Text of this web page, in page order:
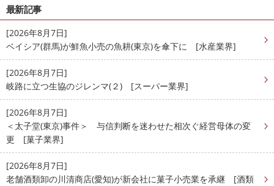
最新記事
[2026年8月7日]
ベイシア(群馬)が鮮魚小売の魚耕(東京)を傘下に [水産業界]
[2026年8月7日]
岐路に立つ生協のジレンマ(２) [スーパー業界]
[2026年8月7日]
＜太子堂(東京)事件＞ 与信判断を迷わせた相次ぐ経営母体の変
更 [菓子業界]
[2026年8月7日]
老舗酒類卸の川清商店(愛知)が新会社に菓子小売業を承継 [酒類